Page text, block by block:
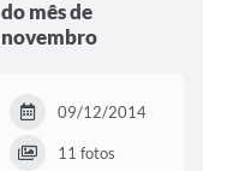
do mês de
novembro
09/12/2014
11 fotos